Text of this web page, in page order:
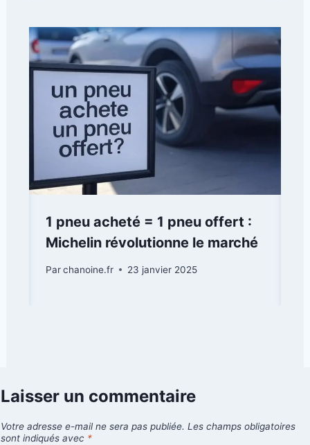
1 pneu acheté = 1 pneu offert :
Michelin révolutionne le marché
Parchanoine.fr 23 janvier 2025
Laisser un commentaire
Votre adresse e-mail ne sera pas publiée. Les champs obligatoires
sont indiqués avec *